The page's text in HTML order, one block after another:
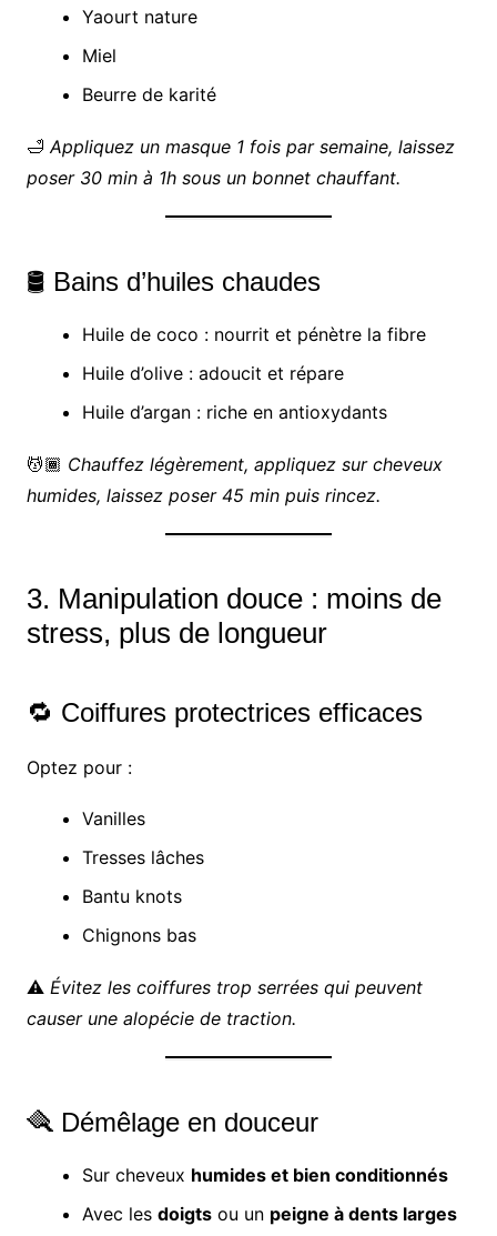
Yaourt nature
Miel
Beurre de karité
🛁Appliquez un masque 1 fois par semaine, laissez
poser 30 min à 1h sous un bonnet chauffant.
🛢️ Bains d’huiles chaudes
Huile de coco : nourrit et pénètre la fibre
Huile d’olive : adoucit et répare
Huile d’argan : riche en antioxydants
💆🏾 Chauffez légèrement, appliquez sur cheveux
humides, laissez poser 45 min puis rincez.
3. Manipulation douce : moins de
stress, plus de longueur
🔁 Coiffures protectrices efficaces
Optez pour :
Vanilles
Tresses lâches
Bantu knots
Chignons bas
⚠️ Évitez les coiffures trop serrées qui peuvent
causer une alopécie de traction.
🪮 Démêlage en douceur
Sur cheveux humides et bien conditionnés
Avec les doigtsou un peigne à dents larges